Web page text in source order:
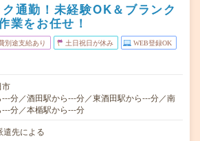
通勤！未経験OK＆ブランク
業をお任せ！
別途支給あり 土日祝日が休み WEB登録OK
市
分／酒田駅から---分／東酒田駅から---分／南
分／本楯駅から---分
先による